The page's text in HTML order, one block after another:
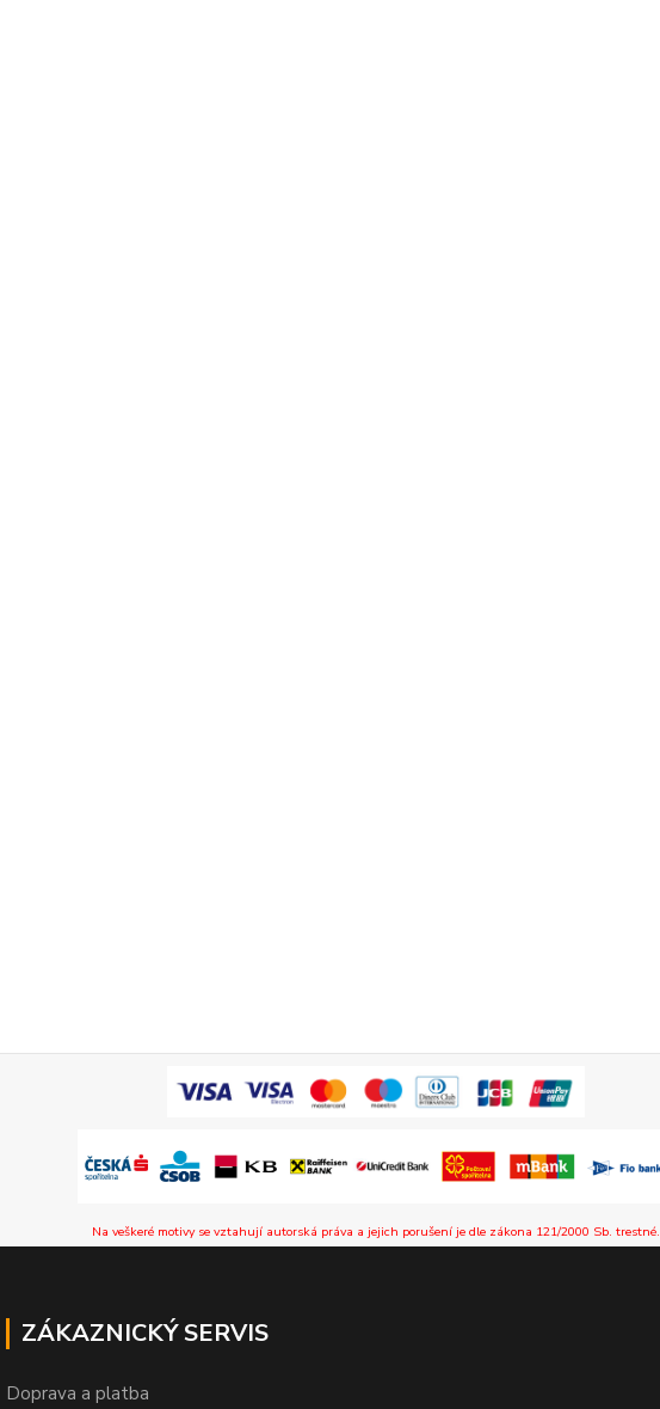
Na veškeré motivy se vztahují autorská práva a jejich porušení je dle zákona 121/2000 Sb. trestné.
ZÁKAZNICKÝ SERVIS
Doprava a platba